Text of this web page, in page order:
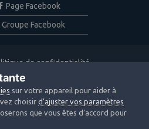
Page Facebook
Groupe Facebook
de confidentialité
© 2020 Webastro
Invision Community
sur votre appareil pour aider à
choisird’ajuster vos paramètres
que vous êtes d’accord pour